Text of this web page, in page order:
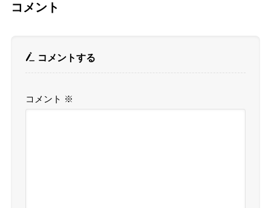
コメント
コメントする
コメント ※